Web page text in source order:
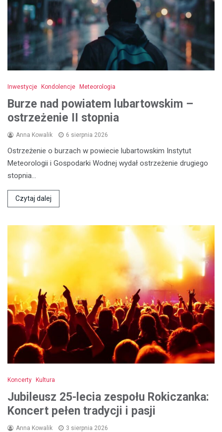
Inwestycje Kondolencje Meteorologia
Burze nad powiatem lubartowskim –
ostrzeżenie II stopnia
Anna Kowalik 6 sierpnia 2026
Ostrzeżenie o burzach w powiecie lubartowskim Instytut
Meteorologii i Gospodarki Wodnej wydał ostrzeżenie drugiego
stopnia…
Czytaj dalej
Koncerty Kultura
Jubileusz 25-lecia zespołu Rokiczanka:
Koncert pełen tradycji i pasji
Anna Kowalik 3 sierpnia 2026